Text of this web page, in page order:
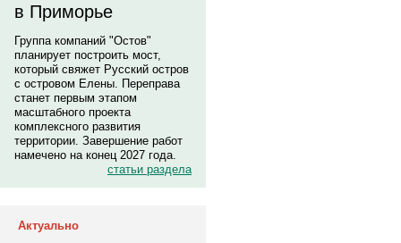
в Приморье
Группа компаний "Остов"
планирует построить мост,
который свяжет Русский остров
с островом Елены. Переправа
станет первым этапом
масштабного проекта
комплексного развития
территории. Завершение работ
намечено на конец 2027 года.
статьи раздела
Актуально